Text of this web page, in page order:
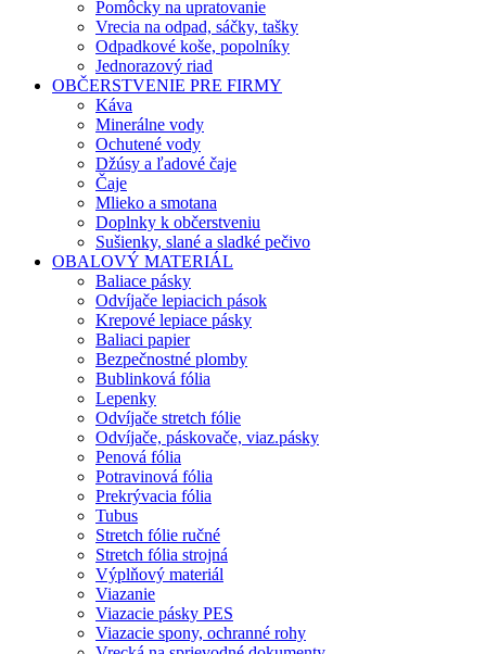
Pomôcky na upratovanie
Vrecia na odpad, sáčky, tašky
Odpadkové koše, popolníky
Jednorazový riad
OBČERSTVENIE PRE FIRMY
Káva
Minerálne vody
Ochutené vody
Džúsy a ľadové čaje
Čaje
Mlieko a smotana
Doplnky k občerstveniu
Sušienky, slané a sladké pečivo
OBALOVÝ MATERIÁL
Baliace pásky
Odvíjače lepiacich pások
Krepové lepiace pásky
Baliaci papier
Bezpečnostné plomby
Bublinková fólia
Lepenky
Odvíjače stretch fólie
Odvíjače, páskovače, viaz.pásky
Penová fólia
Potravinová fólia
Prekrývacia fólia
Tubus
Stretch fólie ručné
Stretch fólia strojná
Výplňový materiál
Viazanie
Viazacie pásky PES
Viazacie spony, ochranné rohy